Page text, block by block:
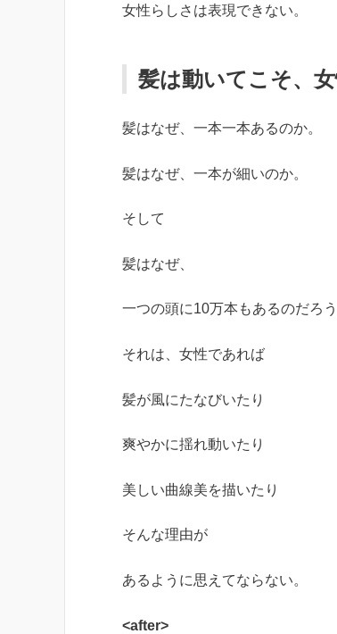
女性らしさは表現できない。
髪は動いてこそ、
髪はなぜ、一本一本あるのか。
髪はなぜ、一本が細いのか。
そして
髪はなぜ、
一つの頭に10万本もあるのだろう
それは、女性であれば
髪が風にたなびいたり
爽やかに揺れ動いたり
美しい曲線美を描いたり
そんな理由が
あるように思えてならない。
<after>